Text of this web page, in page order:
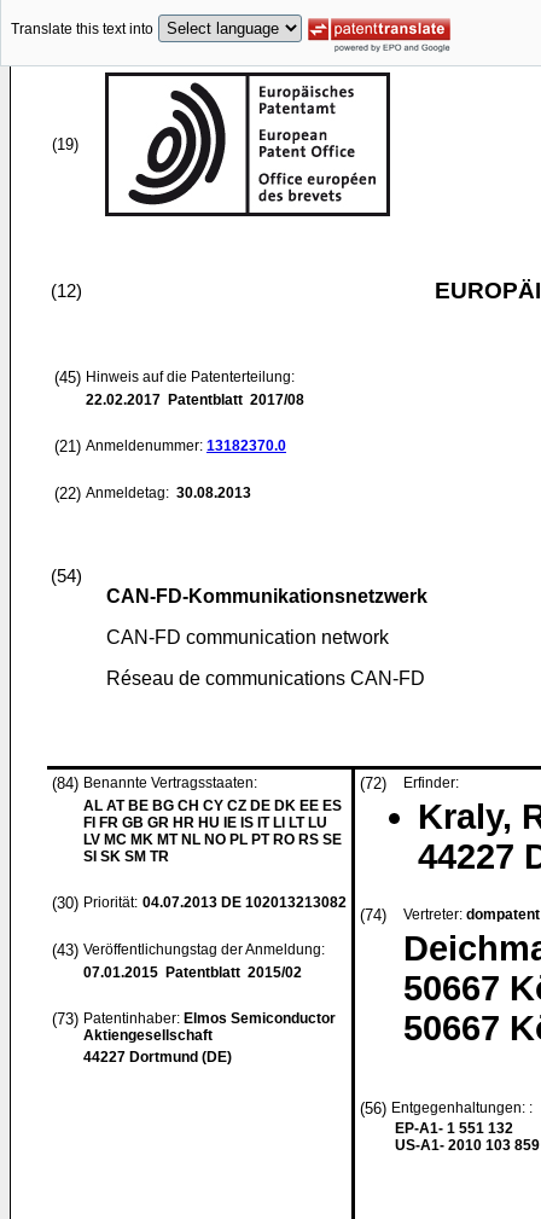
Translate this text into
(19)
(12)
(45) Hinweis auf die Patenterteilung:
22.02.2017 Patentblatt 2017/08
(21) Anmeldenummer: 13182370.0
(22) Anmeldetag: 30.08.2013
(54)
CAN-FD-Kommunikationsnetzwerk
CAN-FD communication network
Réseau de communications CAN-FD
(84) Benannte Vertragsstaaten:
AL AT BE BG CH CY CZ DE DK EE ES
FI FR GB GR HR HU IE IS IT LI LT LU
LV MC MK MT NL NO PL PT RO RS SE
SI SK SM TR
(30) Priorität: 04.07.2013 DE 102013213082
(43) Veröffentlichungstag der Anmeldung:
07.01.2015 Patentblatt 2015/02
(73) Patentinhaber: Elmos Semiconductor
Aktiengesellschaft
44227 Dortmund (DE)
(72) Erfinder:
Kraly,
44227
(74) Vertreter:
50667
50667
(56) Entgegenhaltungen: :
EP-A1- 1 551 132
US-A1- 2010 103 859